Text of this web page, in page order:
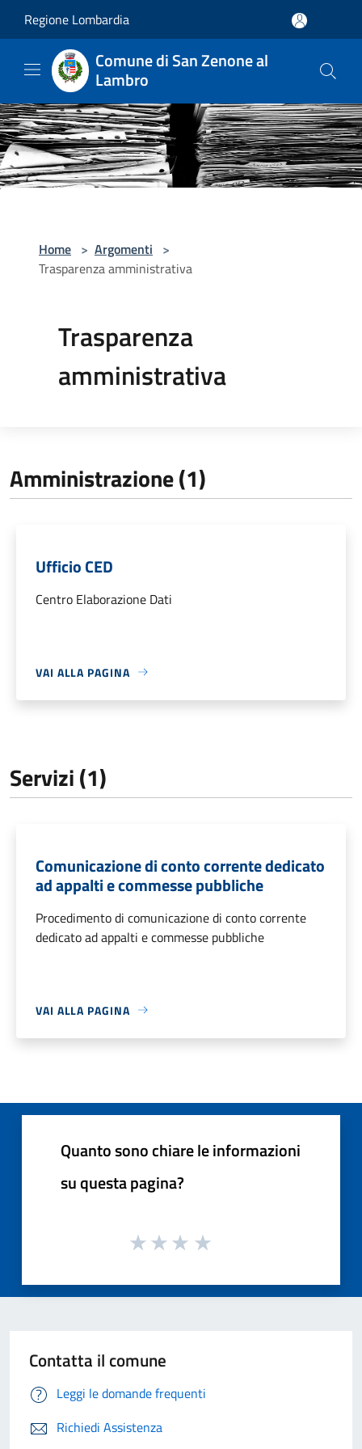
Regione Lombardia
Comune di San Zenone al
Lambro
Home > Argomenti >
Trasparenza amministrativa
Trasparenza
amministrativa
Amministrazione (1)
Ufficio CED
Centro Elaborazione Dati
VAI ALLA PAGINA
Servizi (1)
Comunicazione di conto corrente dedicato
ad appalti e commesse pubbliche
Procedimento di comunicazione di conto corrente
dedicato ad appalti e commesse pubbliche
VAI ALLA PAGINA
Quanto sono chiare le informazioni
su questa pagina?
Contatta il comune
Leggi le domande frequenti
Richiedi Assistenza